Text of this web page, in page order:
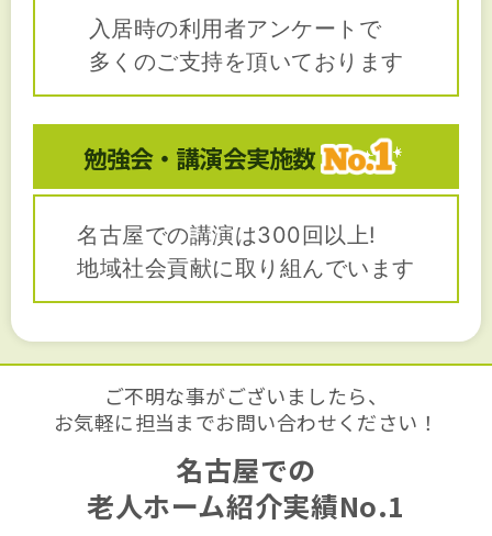
入居時の利用者アンケートで
多くのご支持を頂いております
勉強会・講演会実施数
名古屋での講演は300回以上!
地域社会貢献に取り組んでいます
ご不明な事がございましたら、
お気軽に担当までお問い合わせください！
名古屋での
老人ホーム紹介実績No.1